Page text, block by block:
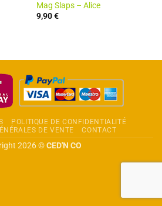
Mag Slaps – Alice
9,90€
POLITIQUE DE CONFIDENTIALITÉ
DE VENTE
CONTACT
2026 ©CED'N CO